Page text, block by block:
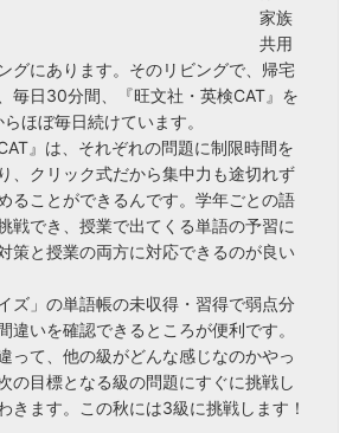
家族
共用
グにあります。そのリビングで、帰宅
毎日30分間、『旺文社・英検CAT』を
ほぼ毎日続けています。
』は、それぞれの問題に制限時間を
、クリック式だから集中力も途切れず
ることができるんです。学年ごとの語
戦でき、授業で出てくる単語の予習に
策と授業の両方に対応できるのが良い
ズ」の単語帳の未収得・習得で弱点分
違いを確認できるところが便利です。
って、他の級がどんな感じなのかやっ
の目標となる級の問題にすぐに挑戦し
きます。この秋には3級に挑戦します！